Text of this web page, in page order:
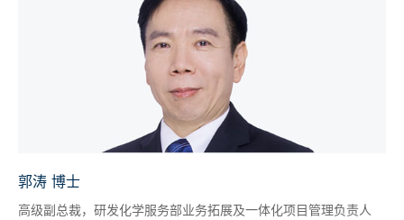
郭涛 博士
高级副总裁，研发化学服务部业务拓展及一体化项目管理负责人